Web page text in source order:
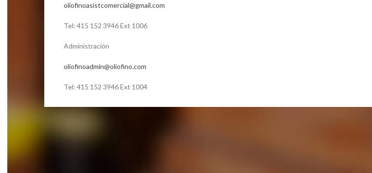
oliofinoasistcomercial@gmail.com
Tel: 415 152 3946 Ext 1006
Administración
oliofinoadmin@oliofino.com
Tel: 415 152 3946 Ext 1004